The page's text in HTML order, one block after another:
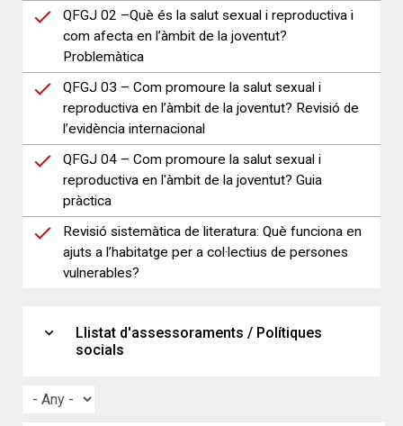
QFGJ 02 –Què és la salut sexual i reproductiva i
com afecta en l’àmbit de la joventut?
Problemàtica
QFGJ 03 – Com promoure la salut sexual i
reproductiva en l’àmbit de la joventut? Revisió de
l’evidència internacional
QFGJ 04 – Com promoure la salut sexual i
reproductiva en l'àmbit de la joventut? Guia
pràctica
Revisió sistemàtica de literatura: Què funciona en
ajuts a l’habitatge per a col·lectius de persones
vulnerables?
expand_more
Llistat d'assessoraments / Polítiques
socials